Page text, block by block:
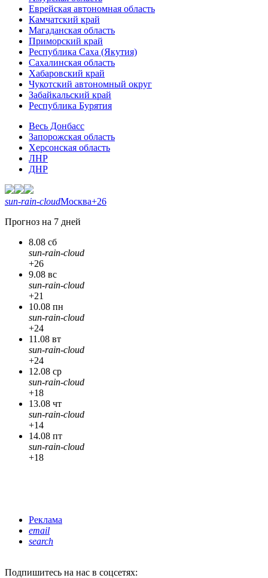
Еврейская автономная область
Камчатский край
Магаданская область
Приморский край
Республика Саха (Якутия)
Сахалинская область
Хабаровский край
Чукотский автономный округ
Забайкальский край
Республика Бурятия
Весь Донбасс
Запорожская область
Херсонская область
ЛНР
ДНР
sun-rain-cloudМосква+26
Прогноз на 7 дней
8.08 сб
sun-rain-cloud
+26
9.08 вс
sun-rain-cloud
+21
10.08 пн
sun-rain-cloud
+24
11.08 вт
sun-rain-cloud
+24
12.08 ср
sun-rain-cloud
+18
13.08 чт
sun-rain-cloud
+14
14.08 пт
sun-rain-cloud
+18
Реклама
email
search
Подпишитесь на нас в соцсетях: